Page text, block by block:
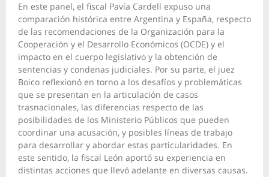
En este panel, el fiscal Pavía Cardell expuso una
comparación histórica entre Argentina y España, respecto
de las recomendaciones de la Organización para la
Cooperación y el Desarrollo Económicos (OCDE) y el
impacto en el cuerpo legislativo y la obtención de
sentencias y condenas judiciales. Por su parte, el juez
Boico reflexionó en torno a los desafíos y problemáticas
que se presentan en la articulación de casos
trasnacionales, las diferencias respecto de las
posibilidades de los Ministerio Públicos que pueden
coordinar una acusación, y posibles líneas de trabajo
para desarrollar y abordar estas particularidades. En
este sentido, la fiscal León aportó su experiencia en
distintas acciones que llevó adelante en diversas causas.